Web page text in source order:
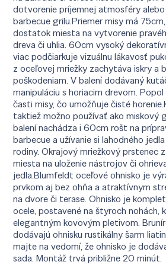
dotvorenie príjemnej atmosféry
barbecue grilu.Priemer misy má
dostatok miesta na vytvorenie
dreva či uhlia. 60cm vysoký
viac podčiarkuje vizuálnu lákavosť
z oceľovej mriežky zachytáva iskry a
poškodeniam. V balení dodávaný
manipuláciu s horiacim drevom.
časti misy, čo umožňuje čisté
taktiež možno používať ako miskový
balení nachádza i 60cm rošt na
barbecue a užívanie si lahodného
rodiny. Okrajový mriežkový prstenec
miesta na uloženie nástrojov či
jedla.Blumfeldt oceľové ohnisko je
prvkom aj bez ohňa a atraktívnym
na dvore či terase. Ohnisko je
ocele, postavené na štyroch nohách,
elegantným kovovým pletivom.
dodávajú ohnisku rustikálny šarm
majte na vedomí, že ohnisko je
sada. Montáž trvá približne 20 minút.